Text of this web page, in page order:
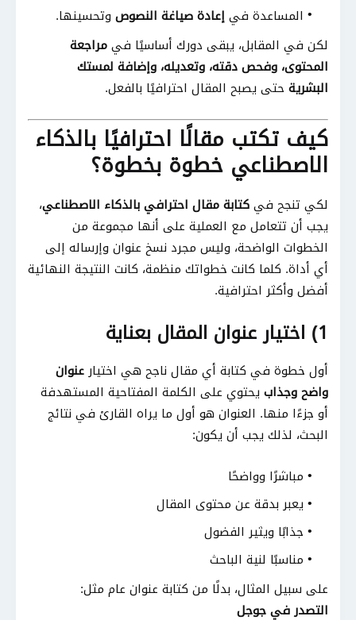
المساعدة فيإعادة صياغة النصوص وتحسينها.
لكن في المقابل، يبقى دورك أساسيًا فيمراجعة
المحتوى، وفحص دقته، وتعديله، وإضافة لمستك
البشرية حتى يصبح المقال احترافيًا بالفعل.
كيف تكتب مقالًا احترافيًا بالذكاء
الاصطناعي خطوة بخطوة؟
لكي تنجح فيكتابة مقال احترافي بالذكاء الاصطناعي،
يجب أن تتعامل مع العملية على أنها مجموعة من
الخطوات الواضحة، وليس مجرد نسخ عنوان وإرساله إلى
أي أداة. كلما كانت خطواتك منظمة، كانت النتيجة النهائية
أفضل وأكثر احترافية.
1) اختيار عنوان المقال بعناية
أول خطوة في كتابة أي مقال ناجح هي اختيارعنوان
واضح وجذاب يحتوي على الكلمة المفتاحية المستهدفة
أو جزءًا منها. العنوان هو أول ما يراه القارئ في نتائج
البحث، لذلك يجب أن يكون:
مباشرًا وواضحًا
يعبر بدقة عن محتوى المقال
جذابًا ويثير الفضول
مناسبًا لنية الباحث
على سبيل المثال، بدلًا من كتابة عنوان عام مثل:
التصدر في جوجل